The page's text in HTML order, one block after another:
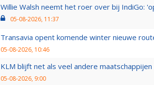
Willie Walsh neemt het roer over bij IndiGo:
05-08-2026, 11:37
Transavia opent komende winter nieuwe
05-08-2026, 10:46
KLM blijft net als veel andere
05-08-2026, 9:00